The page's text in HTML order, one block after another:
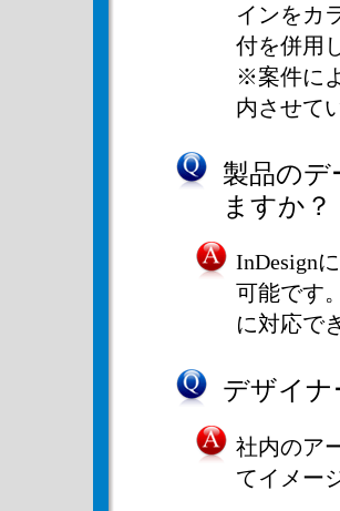
インをカ
付を併用
※案件に
内させて
製品の
ますか？
InDesign
可能です
に対応で
デザイナ
社内のア
てイメー